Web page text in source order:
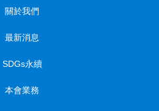
關於我們
最新消息
SDGs永續
本會業務